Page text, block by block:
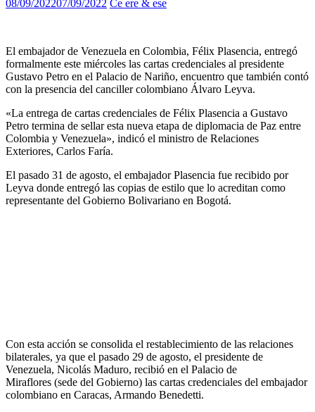
08/09/202207/09/2022 Ce ere & ese
El embajador de Venezuela en Colombia, Félix Plasencia, entregó
formalmente este miércoles las cartas credenciales al presidente
Gustavo Petro en el Palacio de Nariño, encuentro que también contó
con la presencia del canciller colombiano Álvaro Leyva.
«La entrega de cartas credenciales de Félix Plasencia a Gustavo
Petro termina de sellar esta nueva etapa de diplomacia de Paz entre
Colombia y Venezuela», indicó el ministro de Relaciones
Exteriores, Carlos Faría.
El pasado 31 de agosto, el embajador Plasencia fue recibido por
Leyva donde entregó las copias de estilo que lo acreditan como
representante del Gobierno Bolivariano en Bogotá.
Con esta acción se consolida el restablecimiento de las relaciones
bilaterales, ya que el pasado 29 de agosto, el presidente de
Venezuela, Nicolás Maduro, recibió en el Palacio de
Miraflores (sede del Gobierno) las cartas credenciales del embajador
colombiano en Caracas, Armando Benedetti.